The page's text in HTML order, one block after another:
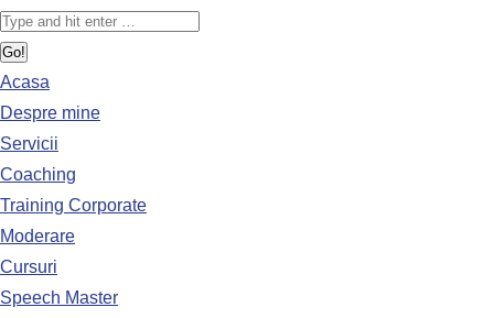
Acasa
Despre mine
Servicii
Coaching
Training Corporate
Moderare
Cursuri
Speech Master